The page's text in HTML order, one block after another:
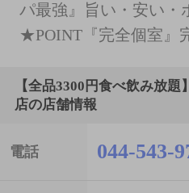
パ最強』旨い・安い・
★POINT『完全個室』
【全品3300円食べ飲み放
店の店舗情報
電話 044-543-